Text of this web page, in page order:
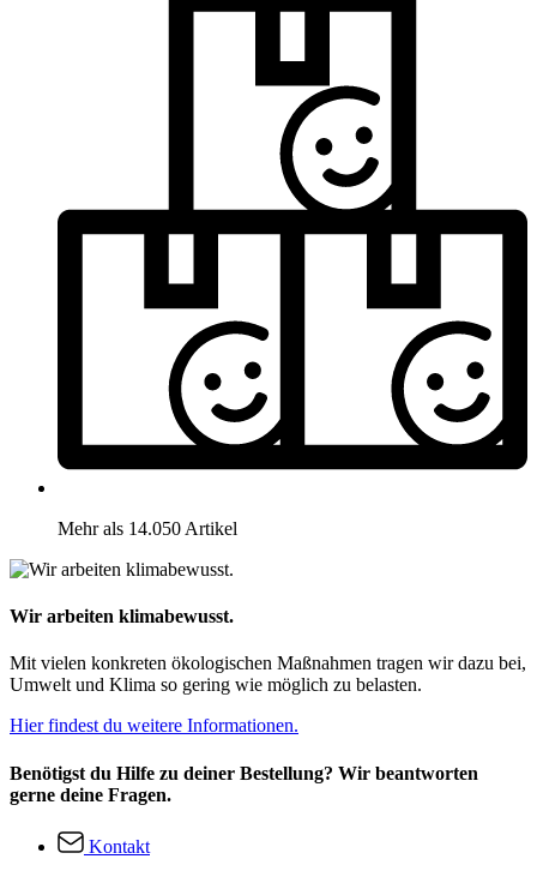
Mehr als 14.050 Artikel
Wir arbeiten klimabewusst.
Mit vielen konkreten ökologischen Maßnahmen tragen wir dazu bei,
Umwelt und Klima so gering wie möglich zu belasten.
Hier findest du weitere Informationen.
Benötigst du Hilfe zu deiner Bestellung? Wir beantworten
gerne deine Fragen.
Kontakt